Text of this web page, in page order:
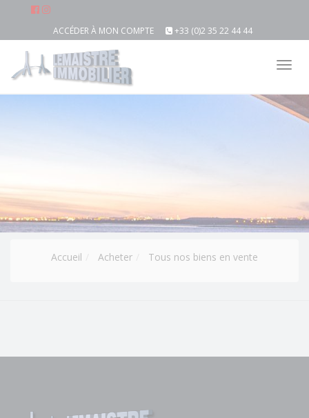
ACCÉDER À MON COMPTE +33 (0)2 35 22 44 44
Accueil Acheter Tous nos biens en vente